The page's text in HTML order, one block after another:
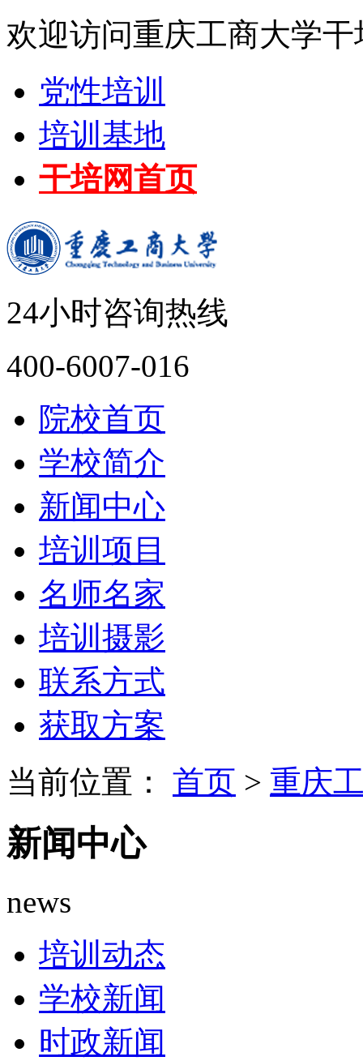
欢迎访问重庆工商大学干
党性培训
培训基地
干培网首页
24小时咨询热线
400-6007-016
院校首页
学校简介
新闻中心
培训项目
名师名家
培训摄影
联系方式
获取方案
当前位置： 首页 > 重庆
新闻中心
news
培训动态
学校新闻
时政新闻